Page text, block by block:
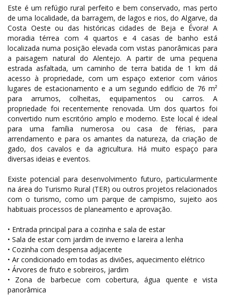
Este é um refúgio rural perfeito e bem conservado, mas perto
de uma localidade, da barragem, de lagos e rios, do Algarve, da
Costa Oeste ou das históricas cidades de Beja e Évora! A
moradia térrea com 4 quartos e 4 casas de banho está
localizada numa posição elevada com vistas panorâmicas para
a paisagem natural do Alentejo. A partir de uma pequena
estrada asfaltada, um caminho de terra batida de 1 km dá
acesso à propriedade, com um espaço exterior com vários
lugares de estacionamento e a um segundo edifício de 76 m²
para arrumos, colheitas, equipamentos ou carros. A
propriedade foi recentemente renovada. Um dos quartos foi
convertido num escritório amplo e moderno. Este local é ideal
para uma família numerosa ou casa de férias, para
arrendamento e para os amantes da natureza, da criação de
gado, dos cavalos e da agricultura. Há muito espaço para
diversas ideias e eventos.
Existe potencial para desenvolvimento futuro, particularmente
na área do Turismo Rural (TER) ou outros projetos relacionados
com o turismo, como um parque de campismo, sujeito aos
habituais processos de planeamento e aprovação.
• Entrada principal para a cozinha e sala de estar
• Sala de estar com jardim de inverno e lareira a lenha
• Cozinha com despensa adjacente
• Ar condicionado em todas as diviões, aquecimento elétrico
• Árvores de fruto e sobreiros, jardim
• Zona de barbecue com cobertura, água quente e vista
panorâmica